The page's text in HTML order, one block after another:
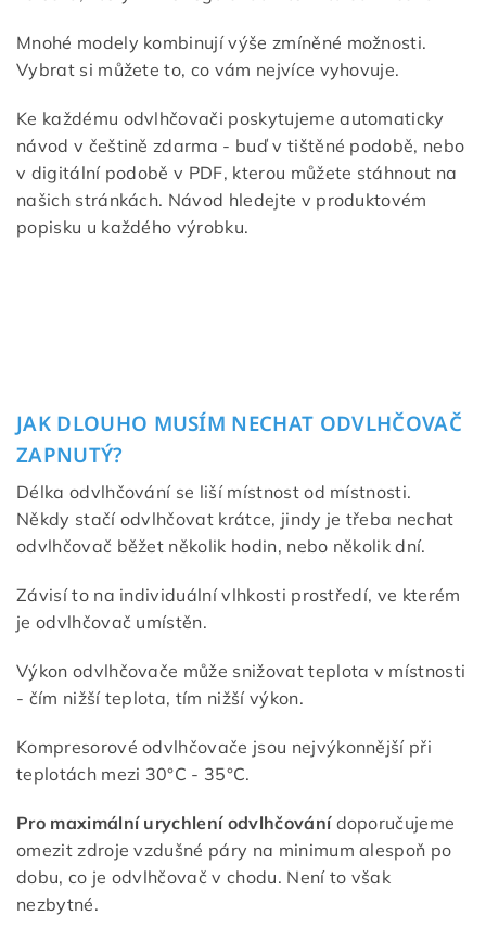
Mnohé modely kombinují výše zmíněné možnosti.
Vybrat si můžete to, co vám nejvíce vyhovuje.
Ke každému odvlhčovači poskytujeme automaticky
návod v češtině zdarma - buď v tištěné podobě, nebo
v digitální podobě v PDF, kterou můžete stáhnout na
našich stránkách. Návod hledejte v produktovém
popisku u každého výrobku.
JAK DLOUHO MUSÍM NECHAT ODVLHČOVAČ
ZAPNUTÝ?
Délka odvlhčování se liší místnost od místnosti.
Někdy stačí odvlhčovat krátce, jindy je třeba nechat
odvlhčovač běžet několik hodin, nebo několik dní.
Závisí to na individuální vlhkosti prostředí, ve kterém
je odvlhčovač umístěn.
Výkon odvlhčovače může snižovat teplota v místnosti
- čím nižší teplota, tím nižší výkon.
Kompresorové odvlhčovače jsou nejvýkonnější při
teplotách mezi 30°C - 35°C.
Pro maximální urychlení odvlhčovánídoporučujeme
omezit zdroje vzdušné páry na minimum alespoň po
dobu, co je odvlhčovač v chodu. Není to však
nezbytné.